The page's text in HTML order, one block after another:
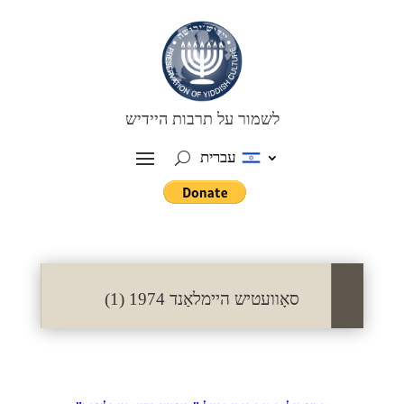
לשמור על תרבות היידיש
עברית
סאָוועטיש היימלאַנד 1974 (1)